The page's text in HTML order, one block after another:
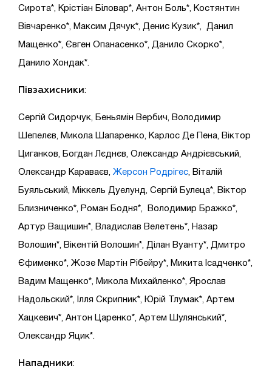
Сирота*, Крістіан Біловар*, Антон Боль*, Костянтин
Вівчаренко*, Максим Дячук*, Денис Кузик*, Данил
Мащенко*, Євген Опанасенко*, Данило Скорко*,
Данило Хондак*.
Півзахисники:
Сергій Сидорчук, Беньямін Вербич, Володимир
Шепелєв, Микола Шапаренко, Карлос Де Пена, Віктор
Циганков, Богдан Лєднєв, Олександр Андрієвський,
Олександр Караваєв, Жерсон Родрігес , Віталій
Буяльський, Міккель Дуелунд, Сергій Булеца*, Віктор
Близниченко*, Роман Бодня*, Володимир Бражко*,
Артур Ващишин*, Владислав Велетень*, Назар
Волошин*, Вікентій Волошин*, Ділан Вуанту*, Дмитро
Єфименко*, Жозе Мартін Рібейру*, Микита Ісадченко*,
Вадим Мащенко*, Микола Михайленко*, Ярослав
Надольский*, Ілля Скрипник*, Юрій Тлумак*, Артем
Хацкевич*, Антон Царенко*, Артем Шулянський*,
Олександр Яцик*.
Нападники: